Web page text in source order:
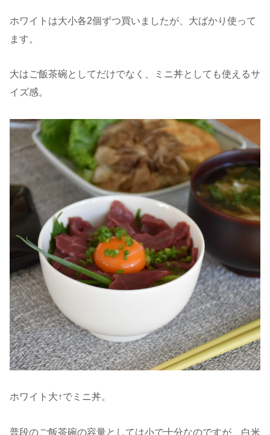
ホワイトは大小各2個ずつ買いましたが、大ばかり使って
ます。
大はご飯茶碗としてだけでなく、ミニ丼としても使えるサ
イズ感。
ホワイト大↑でミニ丼。
普段のご飯茶碗の容量としては小で十分なのですが、白米